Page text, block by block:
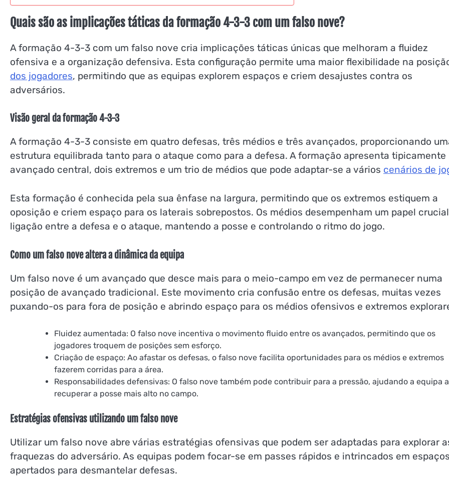
Quais são as implicações táticas da formação 4-3-3 com um falso nove?
A formação 4-3-3 com um falso nove cria implicações táticas únicas que melhoram a fluidez
ofensiva e a organização defensiva. Esta configuração permite uma maior flexibilidade na
dos jogadores, permitindo que as equipas explorem espaços e criem desajustes contra os
adversários.
Visão geral da formação 4-3-3
A formação 4-3-3 consiste em quatro defesas, três médios e três avançados, proporcionando
estrutura equilibrada tanto para o ataque como para a defesa. A formação apresenta tipicamente
avançado central, dois extremos e um trio de médios que pode adaptar-se a vários cenários de
Esta formação é conhecida pela sua ênfase na largura, permitindo que os extremos estiquem a
oposição e criem espaço para os laterais sobrepostos. Os médios desempenham um papel
ligação entre a defesa e o ataque, mantendo a posse e controlando o ritmo do jogo.
Como um falso nove altera a dinâmica da equipa
Um falso nove é um avançado que desce mais para o meio-campo em vez de permanecer numa
posição de avançado tradicional. Este movimento cria confusão entre os defesas, muitas vezes
puxando-os para fora de posição e abrindo espaço para os médios ofensivos e extremos
Fluidez aumentada: O falso nove incentiva o movimento fluido entre os avançados, permitindo que os
jogadores troquem de posições sem esforço.
Criação de espaço: Ao afastar os defesas, o falso nove facilita oportunidades para os médios e extremos
fazerem corridas para a área.
Responsabilidades defensivas: O falso nove também pode contribuir para a pressão, ajudando a equipa a
recuperar a posse mais alto no campo.
Estratégias ofensivas utilizando um falso nove
Utilizar um falso nove abre várias estratégias ofensivas que podem ser adaptadas para explorar
fraquezas do adversário. As equipas podem focar-se em passes rápidos e intrincados em
apertados para desmantelar defesas.